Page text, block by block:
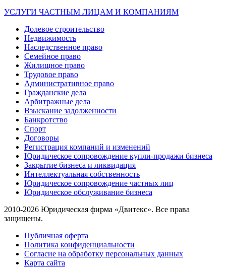
УСЛУГИ ЧАСТНЫМ ЛИЦАМ И КОМПАНИЯМ
Долевое строительство
Недвижимость
Наследственное право
Семейное право
Жилищное право
Трудовое право
Административное право
Гражданские дела
Арбитражные дела
Взыскание задолженности
Банкротство
Спорт
Договоры
Регистрация компаний и изменений
Юридическое сопровождение купли-продажи бизнеса
Закрытие бизнеса и ликвидация
Интеллектуальная собственность
Юридическое сопровождение частных лиц
Юридическое обслуживание бизнеса
2010-2026 Юридическая фирма «Двитекс». Все права
защищены.
Публичная оферта
Политика конфиденциальности
Согласие на обработку персональных данных
Карта сайта